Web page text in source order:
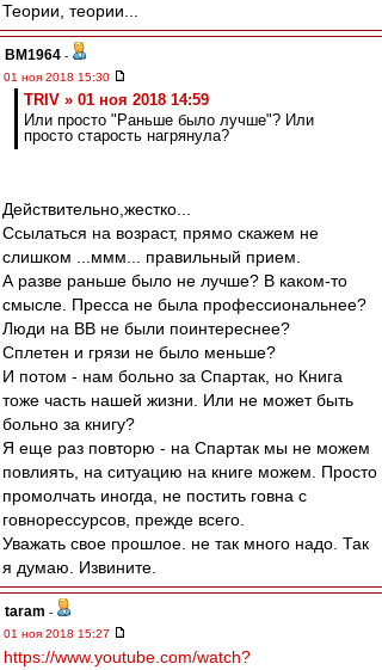
Теории, теории...
BM1964 -
01 ноя 2018 15:30
TRIV » 01 ноя 2018 14:59
Или просто "Раньше было лучше"? Или
просто старость нагрянула?
Действительно,жестко...
Ссылаться на возраст, прямо скажем не
слишком ...ммм... правильный прием.
А разве раньше было не лучше? В каком-то
смысле. Пресса не была профессиональнее?
Люди на ВВ не были поинтереснее?
Сплетен и грязи не было меньше?
И потом - нам больно за Спартак, но Книга
тоже часть нашей жизни. Или не может быть
больно за книгу?
Я еще раз повторю - на Спартак мы не можем
повлиять, на ситуацию на книге можем. Просто
промолчать иногда, не постить говна с
говнорессурсов, прежде всего.
Уважать свое прошлое. не так много надо. Так
я думаю. Извините.
taram -
01 ноя 2018 15:27
https://www.youtube.com/watch?